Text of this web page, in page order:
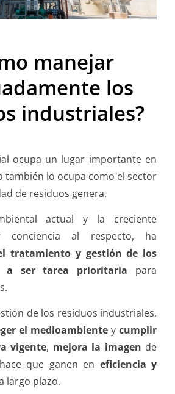
manejar
los
industriales?
ocupa un lugar importante en
también lo ocupa como el sector
de residuos genera.
actual y la creciente
conciencia al respecto, ha
tratamiento y gestión de los
a ser tarea prioritaria para
de los residuos industriales,
el medioambiente y cumplir
vigente, mejora la imagen de
que ganen en eficiencia y
largo plazo.